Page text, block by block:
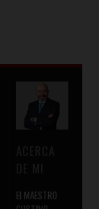
El MAESTRO